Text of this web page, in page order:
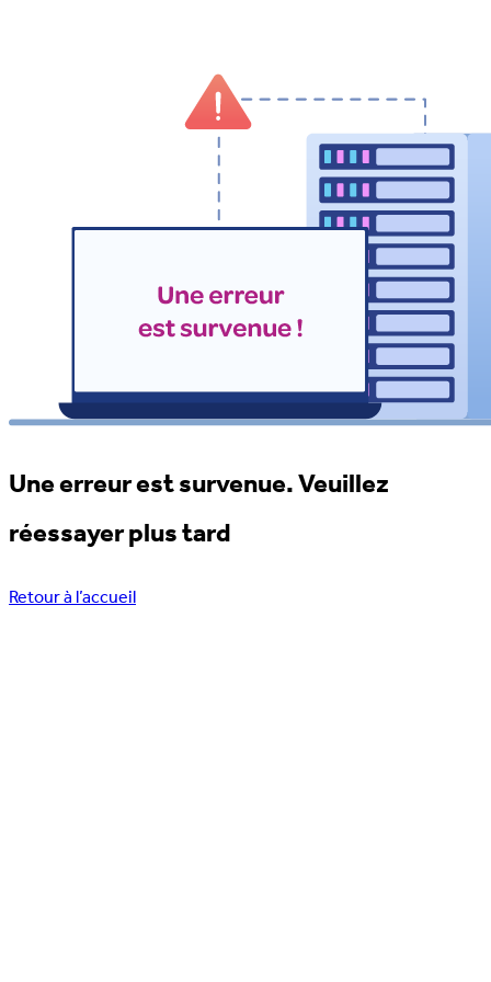
Une erreur est survenue. Veuillez
réessayer plus tard
Retour à l’accueil